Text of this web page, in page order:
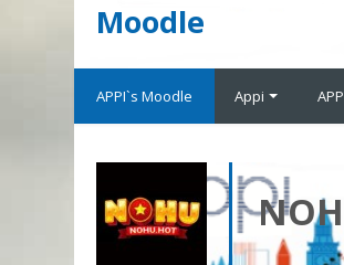
Moodle
APPI`s Moodle Appi